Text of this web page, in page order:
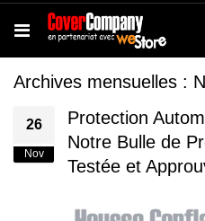
Archives mensuelles :
26
Nov
Protection
Notre Bulle de
Testée et